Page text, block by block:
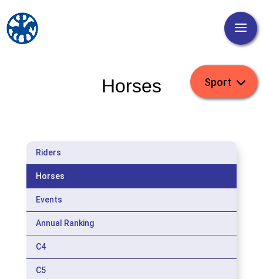
Horses
Riders
Horses
Events
Annual Ranking
C4
C5